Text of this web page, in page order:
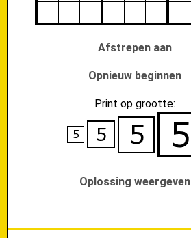
Afstrepen aan
Opnieuw beginnen
Print op grootte:
Oplossing weergeven